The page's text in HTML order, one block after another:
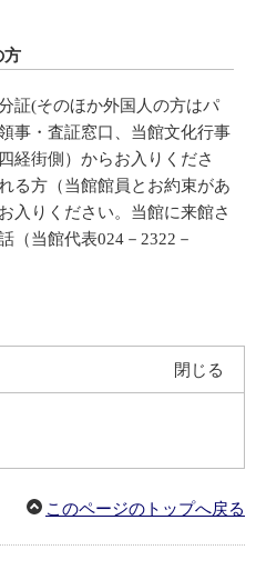
方
証(そのほか外国人の方はパ
事・査証窓口、当館文化行事
経街側）からお入りくださ
る方（当館館員とお約束があ
入りください。当館に来館さ
（当館代表024－2322－
閉じる
このページのトップへ戻る